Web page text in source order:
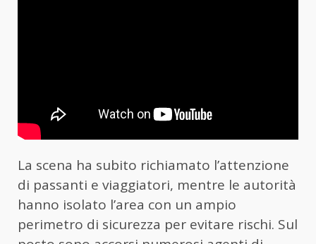
La scena ha subito richiamato l’attenzione
di passanti e viaggiatori, mentre le autorità
hanno isolato l’area con un ampio
perimetro di sicurezza per evitare rischi. Sul